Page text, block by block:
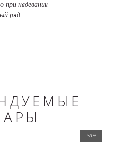
при надевании
ряд
-59%